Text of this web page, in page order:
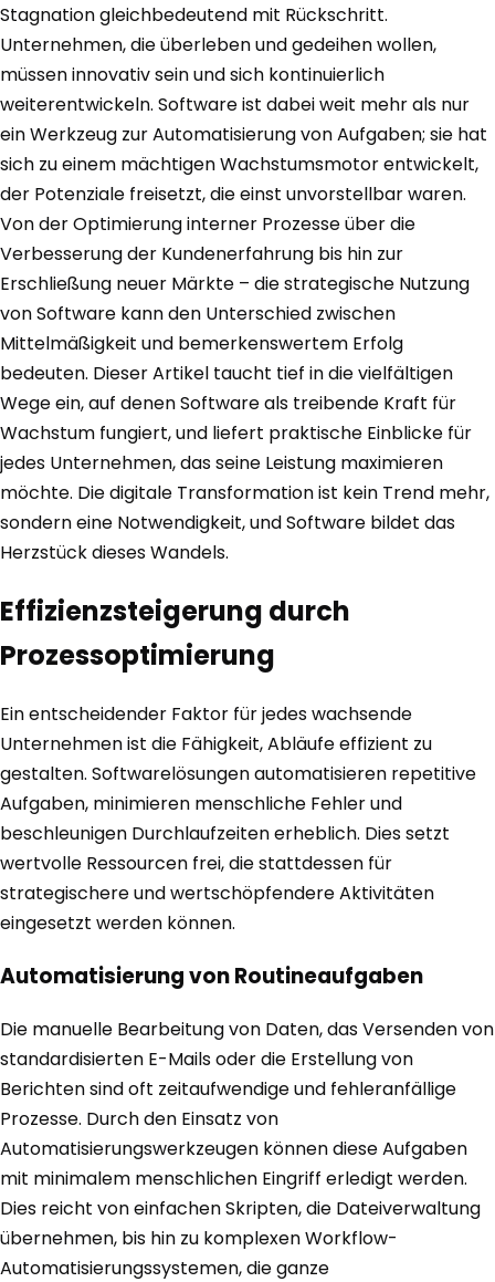
Stagnation gleichbedeutend mit Rückschritt.
Unternehmen, die überleben und gedeihen wollen,
müssen innovativ sein und sich kontinuierlich
weiterentwickeln. Software ist dabei weit mehr als nur
ein Werkzeug zur Automatisierung von Aufgaben; sie hat
sich zu einem mächtigen Wachstumsmotor entwickelt,
der Potenziale freisetzt, die einst unvorstellbar waren.
Von der Optimierung interner Prozesse über die
Verbesserung der Kundenerfahrung bis hin zur
Erschließung neuer Märkte – die strategische Nutzung
von Software kann den Unterschied zwischen
Mittelmäßigkeit und bemerkenswertem Erfolg
bedeuten. Dieser Artikel taucht tief in die vielfältigen
Wege ein, auf denen Software als treibende Kraft für
Wachstum fungiert, und liefert praktische Einblicke für
jedes Unternehmen, das seine Leistung maximieren
möchte. Die digitale Transformation ist kein Trend mehr,
sondern eine Notwendigkeit, und Software bildet das
Herzstück dieses Wandels.
Effizienzsteigerung durch
Prozessoptimierung
Ein entscheidender Faktor für jedes wachsende
Unternehmen ist die Fähigkeit, Abläufe effizient zu
gestalten. Softwarelösungen automatisieren repetitive
Aufgaben, minimieren menschliche Fehler und
beschleunigen Durchlaufzeiten erheblich. Dies setzt
wertvolle Ressourcen frei, die stattdessen für
strategischere und wertschöpfendere Aktivitäten
eingesetzt werden können.
Automatisierung von Routineaufgaben
Die manuelle Bearbeitung von Daten, das Versenden von
standardisierten E-Mails oder die Erstellung von
Berichten sind oft zeitaufwendige und fehleranfällige
Prozesse. Durch den Einsatz von
Automatisierungswerkzeugen können diese Aufgaben
mit minimalem menschlichen Eingriff erledigt werden.
Dies reicht von einfachen Skripten, die Dateiverwaltung
übernehmen, bis hin zu komplexen Workflow-
Automatisierungssystemen, die ganze